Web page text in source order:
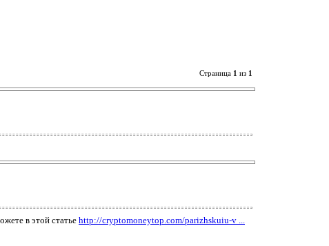
Страница 1 из 1
в этой статье http://cryptomoneytop.com/parizhskuiu-v ...